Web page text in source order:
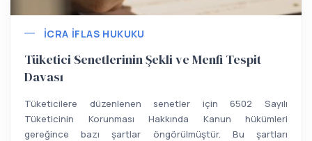
İCRA İFLAS HUKUKU
Tüketici Senetlerinin Şekli ve Menfi Tespit
Davası
Tüketicilere düzenlenen senetler için 6502 Sayılı
Tüketicinin Korunması Hakkında Kanun hükümleri
gereğince bazı şartlar öngörülmüştür. Bu şartları